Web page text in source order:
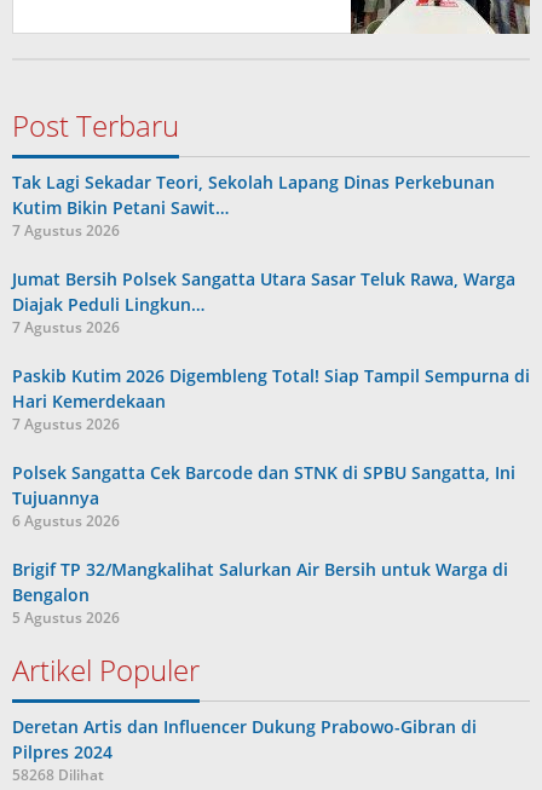
Post Terbaru
Tak Lagi Sekadar Teori, Sekolah Lapang Dinas Perkebunan
Kutim Bikin Petani Sawit…
7 Agustus 2026
Jumat Bersih Polsek Sangatta Utara Sasar Teluk Rawa, Warga
Diajak Peduli Lingkun…
7 Agustus 2026
Paskib Kutim 2026 Digembleng Total! Siap Tampil Sempurna di
Hari Kemerdekaan
7 Agustus 2026
Polsek Sangatta Cek Barcode dan STNK di SPBU Sangatta, Ini
Tujuannya
6 Agustus 2026
Brigif TP 32/Mangkalihat Salurkan Air Bersih untuk Warga di
Bengalon
5 Agustus 2026
Artikel Populer
Deretan Artis dan Influencer Dukung Prabowo-Gibran di
Pilpres 2024
58268 Dilihat